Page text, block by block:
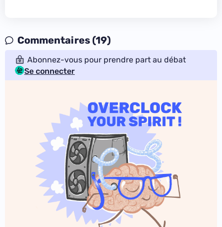
Commentaires (19)
Abonnez-vous pour prendre part au débat
Se connecter